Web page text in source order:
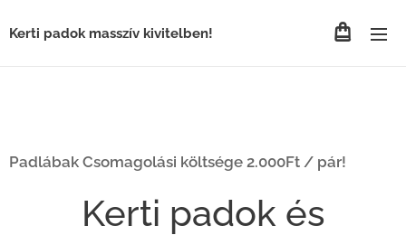
Kerti padok masszív kivitelben!
Padlábak Csomagolási költsége 2.000Ft / pár!
Kerti padok és